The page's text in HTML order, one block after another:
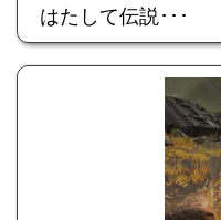
はたして伝説･･･